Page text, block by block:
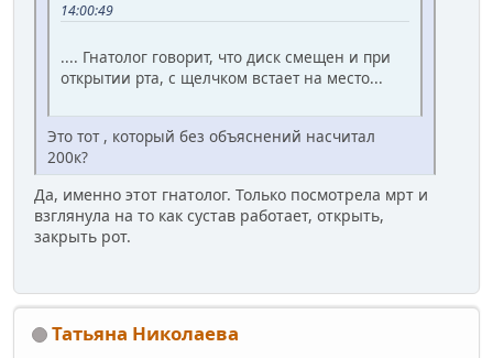
14:00:49
.... Гнатолог говорит, что диск смещен и при
открытии рта, с щелчком встает на место...
Это тот , который без объяснений насчитал
200к?
Да, именно этот гнатолог. Только посмотрела мрт и
взглянула на то как сустав работает, открыть,
закрыть рот.
Татьяна Николаева